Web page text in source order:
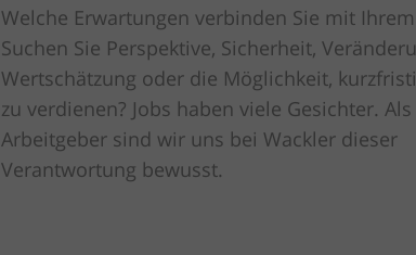
Welche Erwartungen verbinden Sie mit
Suchen Sie Perspektive, Sicherheit,
Wertschätzung oder die Möglichkeit,
zu verdienen? Jobs haben viele Gesichter.
Arbeitgeber sind wir uns bei Wackler dieser
Verantwortung bewusst.